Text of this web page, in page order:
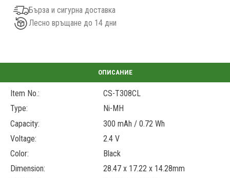
Бърза и сигурна доставка
Лесно връщане до 14 дни
Item No.:
CS-T308CL
Type:
Ni-MH
Capacity:
300 mAh / 0.72 Wh
Voltage:
2.4 V
Color:
Black
Dimension:
28.47 x 17.22 x 14.28mm